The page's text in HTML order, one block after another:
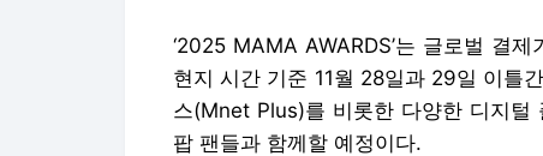
‘2025 MAMA AWARDS’는 글로벌 결
현지 시간 기준 11월 28일과 29일 이틀
스(Mnet Plus)를 비롯한 다양한 디지털
팝 팬들과 함께할 예정이다.